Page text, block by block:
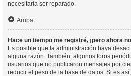
necesitaría ser reparado.
Arriba
Hace un tiempo me registré, ¡pero ahora
Es posible que la administración haya
alguna razón. También, algunos foros
usuarios que no publicaron mensajes por
reducir el peso de la base de datos. Si es